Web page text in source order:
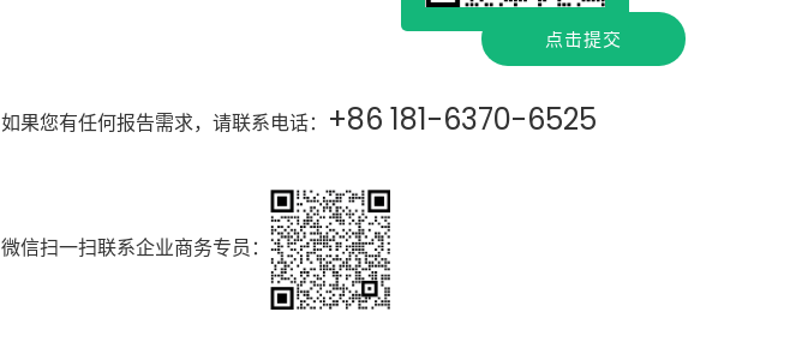
点击提交
如果您有任何报告需求，请联系电话： +86 181-6370-6525
微信扫一扫联系企业商务专员：